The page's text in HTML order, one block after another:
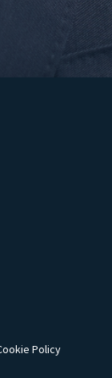
Policy